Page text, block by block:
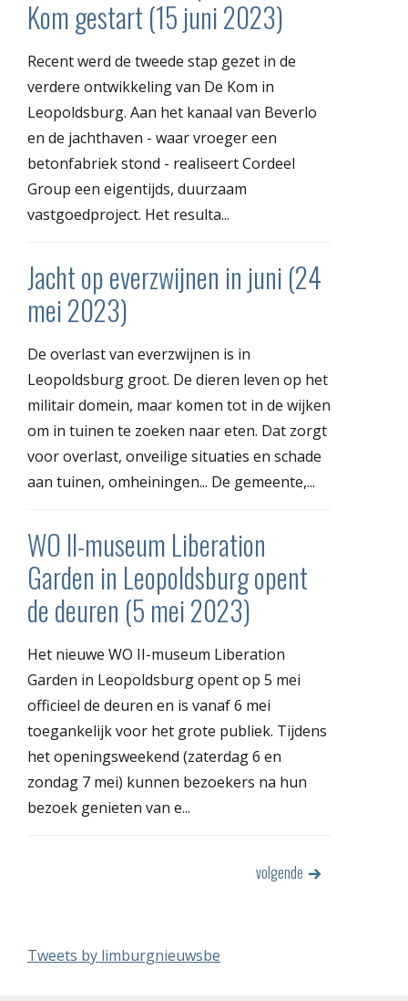
Kom gestart (15 juni 2023)
Recent werd de tweede stap gezet in de
verdere ontwikkeling van De Kom in
Leopoldsburg. Aan het kanaal van Beverlo
en de jachthaven - waar vroeger een
betonfabriek stond - realiseert Cordeel
Group een eigentijds, duurzaam
vastgoedproject. Het resulta...
Jacht op everzwijnen in juni (24
mei 2023)
De overlast van everzwijnen is in
Leopoldsburg groot. De dieren leven op het
militair domein, maar komen tot in de wijken
om in tuinen te zoeken naar eten. Dat zorgt
voor overlast, onveilige situaties en schade
aan tuinen, omheiningen... De gemeente,...
WO II-museum Liberation
Garden in Leopoldsburg opent
de deuren (5 mei 2023)
Het nieuwe WO II-museum Liberation
Garden in Leopoldsburg opent op 5 mei
officieel de deuren en is vanaf 6 mei
toegankelijk voor het grote publiek. Tijdens
het openingsweekend (zaterdag 6 en
zondag 7 mei) kunnen bezoekers na hun
bezoek genieten van e...
volgende
Tweets by limburgnieuwsbe